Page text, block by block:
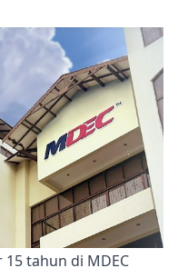
tahun di MDEC